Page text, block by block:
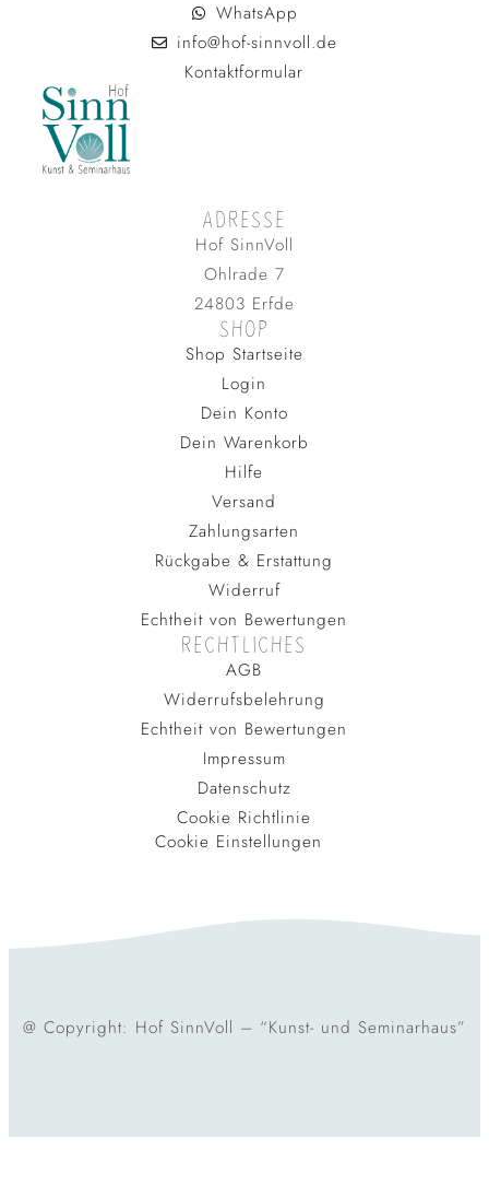
ADRESSE
Hof SinnVoll
Ohlrade 7
24803 Erfde
SHOP
Shop Startseite
Login
Dein Konto
Dein Warenkorb
Hilfe
Versand
Zahlungsarten
Rückgabe & Erstattung
Widerruf
Echtheit von Bewertungen
WhatsApp
info@hof-sinnvoll.de
Kontaktformular
RECHTLICHES
AGB
Widerrufsbelehrung
Echtheit von Bewertungen
Impressum
Datenschutz
Cookie Richtlinie
Cookie Einstellungen
@ Copyright: Hof SinnVoll – “Kunst- und Seminarhaus”